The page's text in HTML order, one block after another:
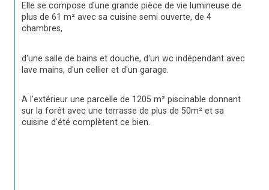
Elle se compose d'une grande pièce de vie lumineuse de
plus de 61 m² avec sa cuisine semi ouverte, de 4
chambres,
d'une salle de bains et douche, d'un wc indépendant avec
lave mains, d'un cellier et d'un garage.
A l'extérieur une parcelle de 1205 m² piscinable donnant
sur la forêt avec une terrasse de plus de 50m² et sa
cuisine d'été complètent ce bien.